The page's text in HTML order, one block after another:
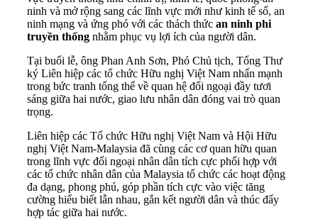
ninh và mở rộng sang các lĩnh vực mới như kinh tế số, an
ninh mạng và ứng phó với các thách thức an ninh phi
truyền thống nhằm phục vụ lợi ích của người dân.
Tại buổi lễ, ông Phan Anh Sơn, Phó Chủ tịch, Tổng Thư
ký Liên hiệp các tổ chức Hữu nghị Việt Nam nhấn mạnh
trong bức tranh tổng thể về quan hệ đối ngoại đầy tươi
sáng giữa hai nước, giao lưu nhân dân đóng vai trò quan
trọng.
Liên hiệp các Tổ chức Hữu nghị Việt Nam và Hội Hữu
nghị Việt Nam-Malaysia đã cùng các cơ quan hữu quan
trong lĩnh vực đối ngoại nhân dân tích cực phối hợp với
các tổ chức nhân dân của Malaysia tổ chức các hoạt động
đa dạng, phong phú, góp phần tích cực vào việc tăng
cường hiểu biết lẫn nhau, gắn kết người dân và thúc đẩy
hợp tác giữa hai nước.